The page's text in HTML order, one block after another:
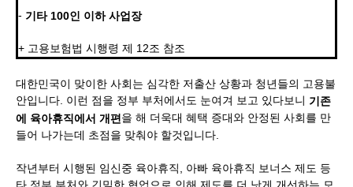
- 기타 100인 이하 사업장
+ 고용보험법 시행령 제 12조 참조
대한민국이 맞이한 사회는 심각한 저출산 상황과 청년들의 고용불
안입니다. 이런 점을 정부 부처에서도 눈여겨 보고 있다보니 ​기존
에 육아휴직에서 개편 ​을 해 더욱대 혜택 증대와 안정된 사회를 만
들어 나가는데 초점을 맞춰야 할것입니다.
작년부터 시행된 임신중 육아휴직, 아빠 육아휴직 보너스 제도 등